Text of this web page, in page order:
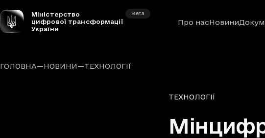
Міністерство
цифрової трансформації
України
Beta
Про насНовини
ГОЛОВНА—НОВИНИ—ТЕХНОЛОГІЇ
Рубрики
ТЕХНОЛОГІЇ